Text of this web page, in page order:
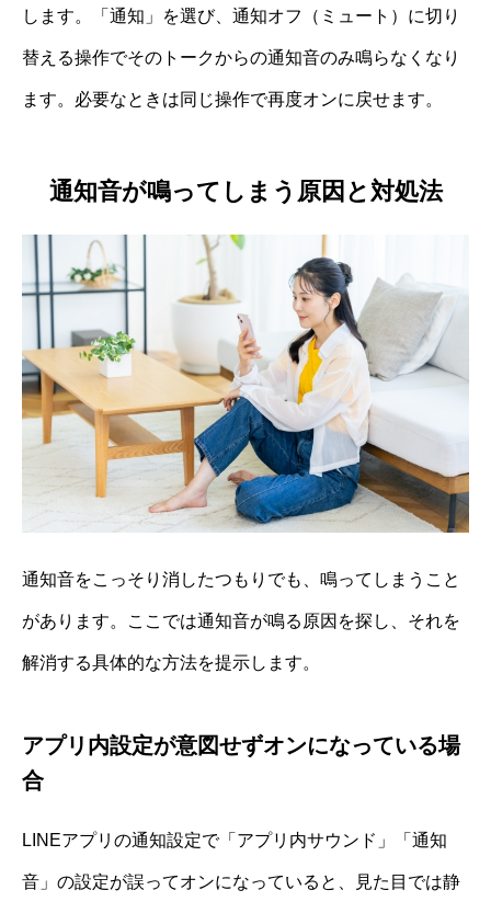
します。「通知」を選び、通知オフ（ミュート）に切り
替える操作でそのトークからの通知音のみ鳴らなくなり
ます。必要なときは同じ操作で再度オンに戻せます。
通知音が鳴ってしまう原因と対処法
通知音をこっそり消したつもりでも、鳴ってしまうこと
があります。ここでは通知音が鳴る原因を探し、それを
解消する具体的な方法を提示します。
アプリ内設定が意図せずオンになっている場
合
LINEアプリの通知設定で「アプリ内サウンド」「通知
音」の設定が誤ってオンになっていると、見た目では静